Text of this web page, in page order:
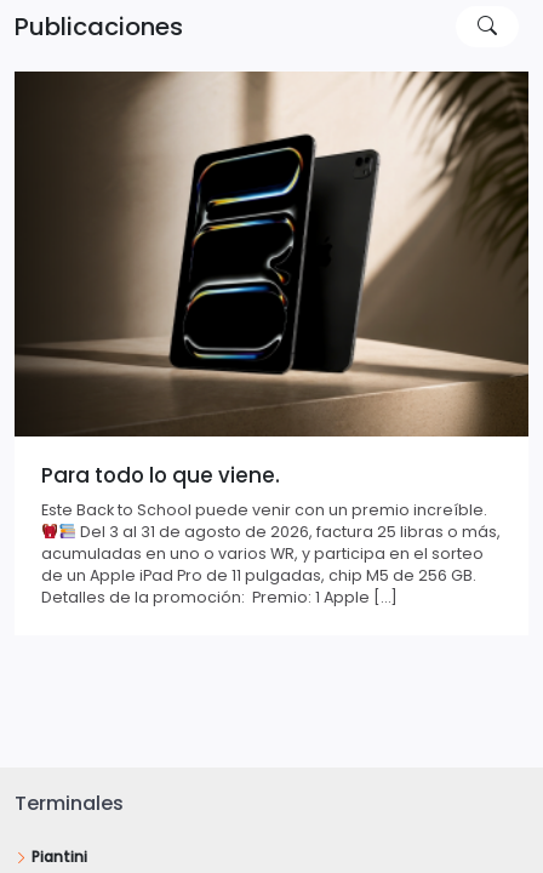
Publicaciones
Para todo lo que viene.
Este Back to School puede venir con un premio increíble.
Del 3 al 31 de agosto de 2026, factura 25 libras o más,
acumuladas en uno o varios WR, y participa en el sorteo
de un Apple iPad Pro de 11 pulgadas, chip M5 de 256 GB.
Detalles de la promoción: Premio: 1 Apple […]
Terminales
Piantini